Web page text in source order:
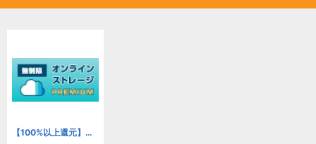
【100%以上還元】HOZONプレミアム[550円コース]